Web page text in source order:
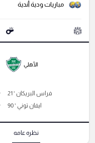
مباريات ودية أندية
الأهلي
فراس البريكان ' 21
ايفان توني ' 90
نظره عامه